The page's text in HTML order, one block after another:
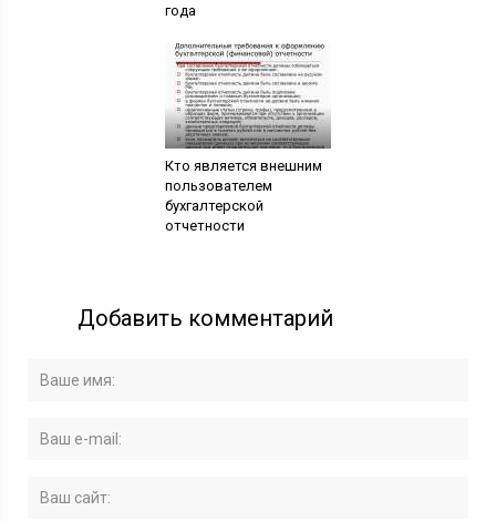
года
Кто является внешним
пользователем
бухгалтерской
отчетности
Добавить комментарий